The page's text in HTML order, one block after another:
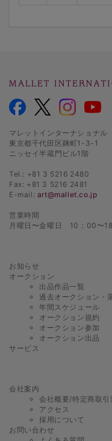
マレットインターナショナ
東京都千代田区麹町1-3-1
ニッセイ半蔵門ビル1階
Tel.: +81 3 5216 2480
Fax: +81 3 5216 2481
E-mail: art@mallet.co.jp
営業時間
月曜日〜金曜日 10：00〜
お知らせ
オークション
出品作品一覧
過去オークション・
年間スケジュール
オークション規約
オークション参加
オークション出品
サービス
会社案内
会社概要/特定商取
アクセス
採用について
お問い合わせ